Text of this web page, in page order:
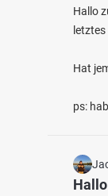
Hallo
Hat
ps: